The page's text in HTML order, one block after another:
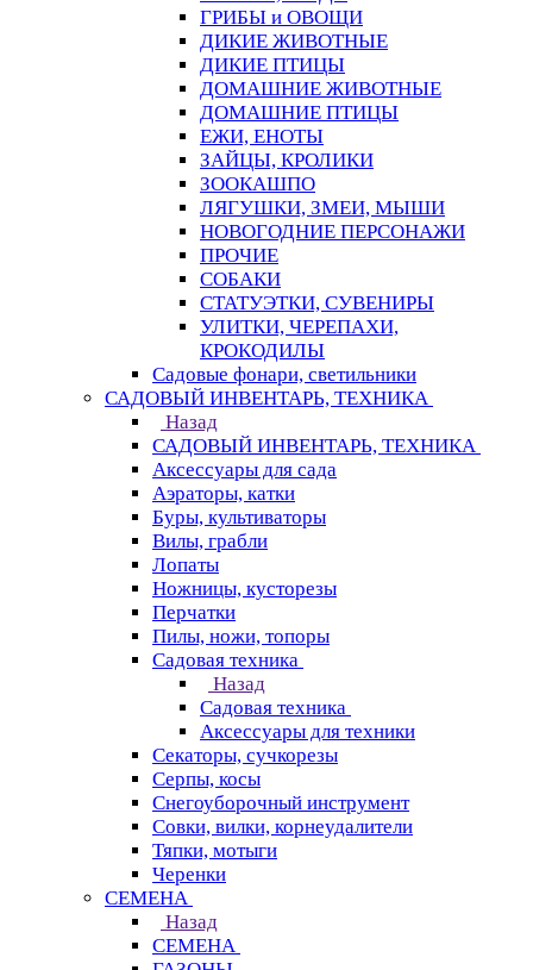
ГРИБЫ и ОВОЩИ
ДИКИЕ ЖИВОТНЫЕ
ДИКИЕ ПТИЦЫ
ДОМАШНИЕ ЖИВОТНЫЕ
ДОМАШНИЕ ПТИЦЫ
ЕЖИ, ЕНОТЫ
ЗАЙЦЫ, КРОЛИКИ
ЗООКАШПО
ЛЯГУШКИ, ЗМЕИ, МЫШИ
НОВОГОДНИЕ ПЕРСОНАЖИ
ПРОЧИЕ
СОБАКИ
СТАТУЭТКИ, СУВЕНИРЫ
УЛИТКИ, ЧЕРЕПАХИ,
КРОКОДИЛЫ
Садовые фонари, светильники
САДОВЫЙ ИНВЕНТАРЬ, ТЕХНИКА
Назад
САДОВЫЙ ИНВЕНТАРЬ, ТЕХНИКА
Аксессуары для сада
Аэраторы, катки
Буры, культиваторы
Вилы, грабли
Лопаты
Ножницы, кусторезы
Перчатки
Пилы, ножи, топоры
Садовая техника
Назад
Садовая техника
Аксессуары для техники
Секаторы, сучкорезы
Серпы, косы
Снегоуборочный инструмент
Совки, вилки, корнеудалители
Тяпки, мотыги
Черенки
СЕМЕНА
Назад
СЕМЕНА